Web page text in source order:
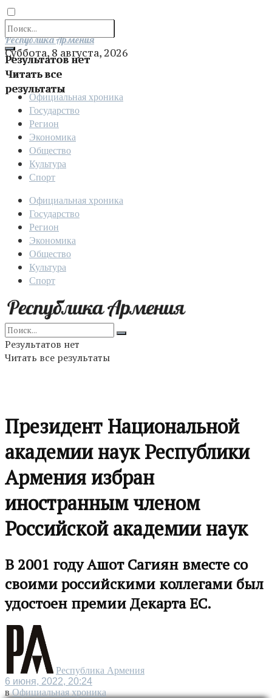
Результатов нет
Читать все
результаты
Отправить
Республика Армения
Суббота, 8 августа, 2026
Официальная хроника
Государство
Регион
Экономика
Общество
Культура
Спорт
Официальная хроника
Государство
Регион
Экономика
Общество
Культура
Спорт
Результатов нет
Читать все результаты
Президент Национальной
академии наук Республики
Армения избран
иностранным членом
Российской академии наук
В 2001 году Ашот Сагиян вместе со
своими российскими коллегами был
удостоен премии Декарта ЕС.
Республика Армения
6 июня, 2022, 20:24
в Официальная хроника